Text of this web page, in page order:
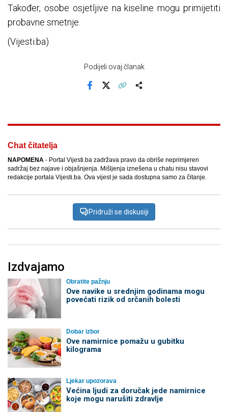
Također, osobe osjetljive na kiseline mogu primijetiti
probavne smetnje.
(Vijesti.ba)
Podijeli ovaj članak
Chat čitatelja
NAPOMENA - Portal Vijesti.ba zadržava pravo da obriše neprimjeren
sadržaj bez najave i objašnjenja. Mišljenja iznešena u chatu nisu stavovi
redakcije portala Vijesti.ba. Ova vijest je sada dostupna samo za čitanje.
Pridruži se diskusiji
Izdvajamo
Obratite pažnju
Ove navike u srednjim godinama mogu
povećati rizik od srčanih bolesti
Dobar izbor
Ove namirnice pomažu u gubitku
kilograma
Ljekar upozorava
Većina ljudi za doručak jede namirnice
koje mogu narušiti zdravlje